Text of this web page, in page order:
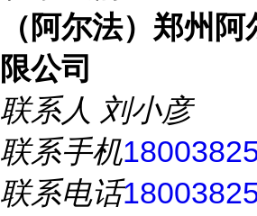
（阿尔法）郑州
限公司
联系人 刘小彦
联系手机
联系电话